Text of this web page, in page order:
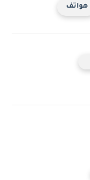
هواتف